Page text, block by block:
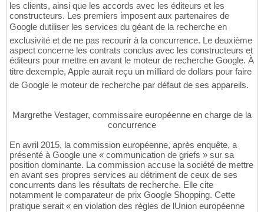
les clients, ainsi que les accords avec les éditeurs et les
constructeurs. Les premiers imposent aux partenaires de
Google dutiliser les services du géant de la recherche en
exclusivité et de ne pas recourir à la concurrence. Le deuxième
aspect concerne les contrats conclus avec les constructeurs et
éditeurs pour mettre en avant le moteur de recherche Google. À
titre dexemple, Apple aurait reçu un milliard de dollars pour faire
de Google le moteur de recherche par défaut de ses appareils.
Margrethe Vestager, commissaire européenne en charge de la
concurrence
En avril 2015, la commission européenne, après enquête, a
présenté à Google une « communication de griefs » sur sa
position dominante. La commission accuse la société de mettre
en avant ses propres services au détriment de ceux de ses
concurrents dans les résultats de recherche. Elle cite
notamment le comparateur de prix Google Shopping. Cette
pratique serait « en violation des règles de lUnion européenne